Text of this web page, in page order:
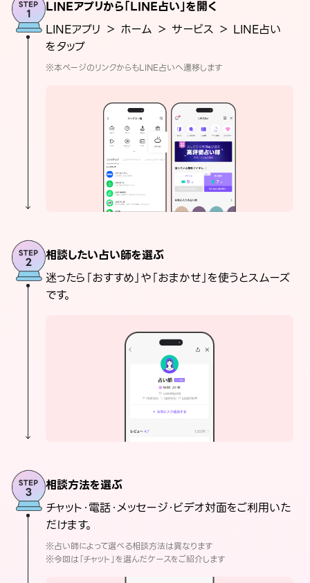
LINEアプリから「LINE占い」を開く
LINEアプリ ＞ ホーム ＞ サービス ＞ LINE占い
をタップ
※本ページのリンクからもLINE占いへ遷移します
相談したい占い師を選ぶ
迷ったら「おすすめ」や「おまかせ」を使うとスムーズ
です。
相談方法を選ぶ
チャット・電話・メッセージ・ビデオ対面をご利用いた
だけます。
※占い師によって選べる相談方法は異なります
※今回は「チャット」を選んだケースをご紹介します